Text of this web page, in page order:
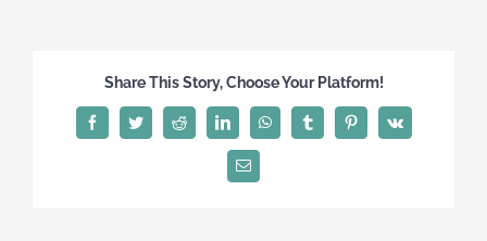
Share This Story, Choose Your Platform!
FacebookTwitterReddit LinkedInWhatsAppTumblrPinterest
Vk
E-
posta